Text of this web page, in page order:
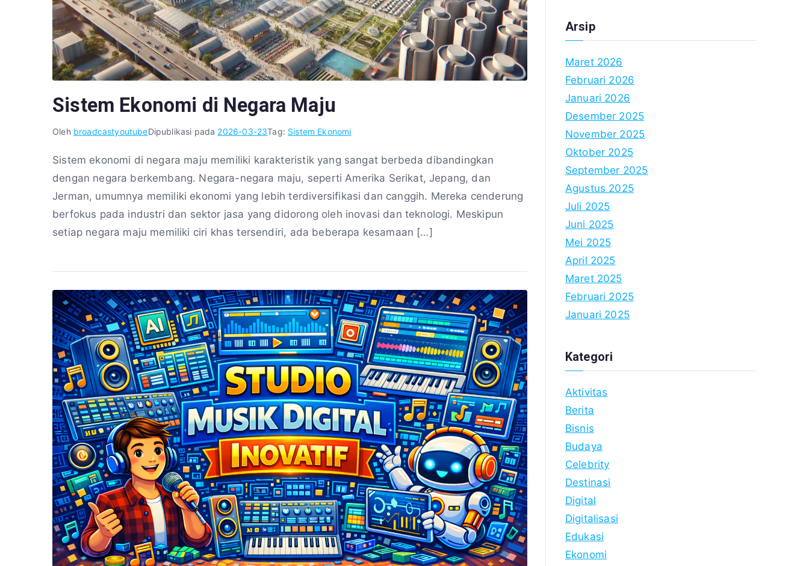
Sistem Ekonomi di Negara Maju
Oleh broadcastyoutubeDipublikasi pada 2026-03-23Tag: Sistem Ekonomi
Sistem ekonomi di negara maju memiliki karakteristik yang sangat berbeda dibandingkan
dengan negara berkembang. Negara-negara maju, seperti Amerika Serikat, Jepang, dan
Jerman, umumnya memiliki ekonomi yang lebih terdiversifikasi dan canggih. Mereka cenderung
berfokus pada industri dan sektor jasa yang didorong oleh inovasi dan teknologi. Meskipun
setiap negara maju memiliki ciri khas tersendiri, ada beberapa kesamaan […]
Arsip
Maret 2026
Februari 2026
Januari 2026
Desember 2025
November 2025
Oktober 2025
September 2025
Agustus 2025
Juli 2025
Juni 2025
Mei 2025
April 2025
Maret 2025
Februari 2025
Januari 2025
Kategori
Aktivitas
Berita
Bisnis
Budaya
Celebrity
Destinasi
Digital
Digitalisasi
Edukasi
Ekonomi